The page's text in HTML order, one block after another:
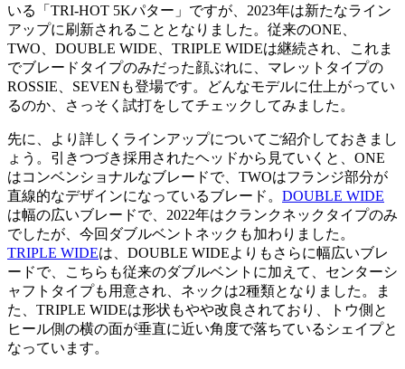
いる「TRI-HOT 5Kパター」ですが、2023年は新たなライン
アップに刷新されることとなりました。従来のONE、
TWO、DOUBLE WIDE、TRIPLE WIDEは継続され、これま
でブレードタイプのみだった顔ぶれに、マレットタイプの
ROSSIE、SEVENも登場です。どんなモデルに仕上がってい
るのか、さっそく試打をしてチェックしてみました。
先に、より詳しくラインアップについてご紹介しておきまし
ょう。引きつづき採用されたヘッドから見ていくと、ONE
はコンベンショナルなブレードで、TWOはフランジ部分が
直線的なデザインになっているブレード。 DOUBLE WIDE
は幅の広いブレードで、2022年はクランクネックタイプのみ
でしたが、今回ダブルベントネックも加わりました。
TRIPLE WIDEは、DOUBLE WIDEよりもさらに幅広いブレ
ードで、こちらも従来のダブルベントに加えて、センターシ
ャフトタイプも用意され、ネックは2種類となりました。ま
た、TRIPLE WIDEは形状もやや改良されており、トウ側と
ヒール側の横の面が垂直に近い角度で落ちているシェイプと
なっています。